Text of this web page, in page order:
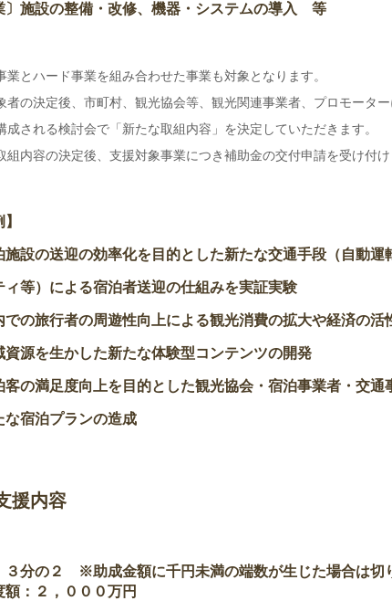
〕施設の整備・改修、機器・システムの導入 等
とハード事業を組み合わせた事業も対象となります。
の決定後、市町村、観光協会等、観光関連事業者、プロモーター
れる検討会で「新たな取組内容」を決定していただきます。
内容の決定後、支援対象事業につき補助金の交付申請を受け付け
送迎の効率化を目的とした新たな交通手段（自動運
による宿泊者送迎の仕組みを実証実験
行者の周遊性向上による観光消費の拡大や経済の活
生かした新たな体験型コンテンツの開発
足度向上を目的とした観光協会・宿泊事業者・交通事
プランの造成
援内容
３分の２ ※助成金額に千円未満の端数が生じた場合は切
：２，０００万円